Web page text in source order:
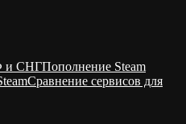
и СНГПополнение Steam
Сравнение сервисов для